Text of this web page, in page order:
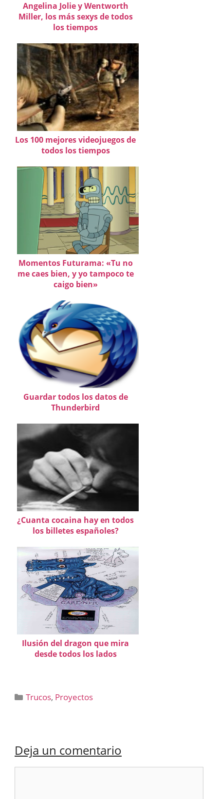
Angelina Jolie y Wentworth
Miller, los más sexys de todos
los tiempos
Los 100 mejores videojuegos de
todos los tiempos
Momentos Futurama: «Tu no
me caes bien, y yo tampoco te
caigo bien»
Guardar todos los datos de
Thunderbird
¿Cuanta cocaina hay en todos
los billetes españoles?
Ilusión del dragon que mira
desde todos los lados
Categorías
Trucos, Proyectos
Deja un comentario